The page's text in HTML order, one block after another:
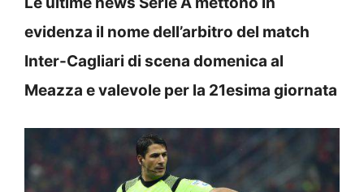
evidenza il nome dell’arbitro del match
Inter-Cagliari di scena domenica al
Meazza e valevole per la 21esima giornata